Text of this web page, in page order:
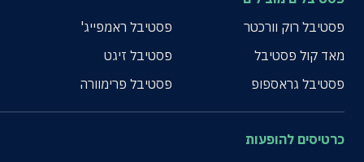
פסטיבל רוק וורכטר
פסטיבל ראמפייג'
מאד קול פסטיבל
פסטיבל זיגט
פסטיבל גראספופ
פסטיבל פרימוורה
כרטיסים להופעות